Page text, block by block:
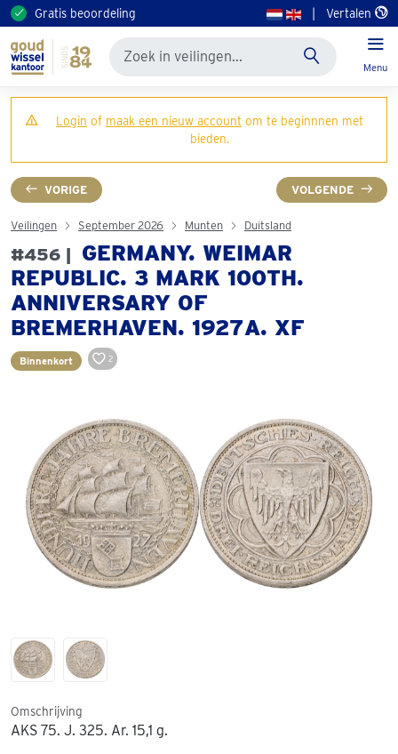
Gratis beoordeling Vertalen
Menu
Login of maak een nieuw account om te beginnnen met
bieden.
VORIGE VOLGENDE
Veilingen September 2026 Munten Duitsland
#456 |
GERMANY. WEIMAR
REPUBLIC. 3 MARK 100TH.
ANNIVERSARY OF
BREMERHAVEN. 1927A. XF
Binnenkort 2
Omschrijving
AKS 75. J. 325. Ar. 15,1 g.